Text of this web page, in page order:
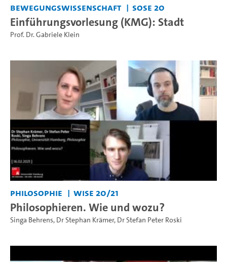
Bewegungswissenschaft SoSe 20
Einführungsvorlesung (KMG): Stadt
Prof. Dr. Gabriele Klein
Philosophie WiSe 20/21
Philosophieren. Wie und wozu?
Singa Behrens, Dr Stephan Krämer, Dr Stefan Peter Roski